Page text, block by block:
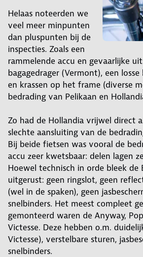
Helaas noteerden we
veel meer minpunten
dan pluspunten bij de
inspecties. Zoals een
rammelende accu en gevaarlijke
bagagedrager (Vermont), een
en krassen op het frame (diverse
bedrading van Pelikaan en
Zo had de Hollandia vrijwel direct
slechte aansluiting van de
Bij beide fietsen was vooral de
accu zeer kwetsbaar: delen lagen
Hoewel technisch in orde bleek de
uitgerust: geen ringslot, geen
(wel in de spaken), geen
snelbinders. Het meest compleet
gemonteerd waren de Anyway,
Victesse. Deze hebben o.m.
Victesse), verstelbare sturen,
snelbinders.